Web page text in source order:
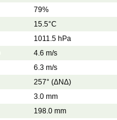
79%
15.5°C
1011.5 hPa
4.6 m/s
6.3 m/s
257° (ΔΝΔ)
3.0 mm
198.0 mm